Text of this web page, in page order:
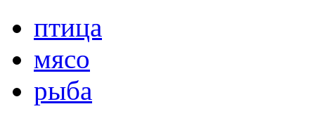
птица
мясо
рыба